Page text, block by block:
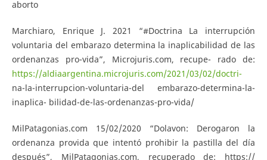
aborto
Marchiaro, Enrique J. 2021 “#Doctrina La interrupción
voluntaria del embarazo determina la inaplicabilidad de las
ordenanzas pro-vida”, Microjuris.com, recupe- rado de:
https://aldiaargentina.microjuris.com/2021/03/02/doctri-
na-la-interrupcion-voluntaria-del embarazo-determina-la-
inaplica- bilidad-de-las-ordenanzas-pro-vida/
MilPatagonias.com 15/02/2020 “Dolavon: Derogaron la
ordenanza provida que intentó prohibir la pastilla del día
después”, MilPatagonias.com, recuperado de: https://